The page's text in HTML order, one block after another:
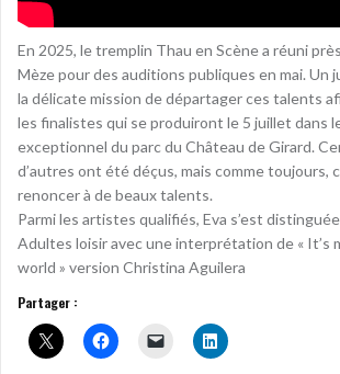
En 2025, le tremplin Thau en Scène a réuni
Mèze pour des auditions publiques en mai. Un
la délicate mission de départager ces talents
les finalistes qui se produiront le 5 juillet dans
exceptionnel du parc du Château de Girard.
d’autres ont été déçus, mais comme toujours,
renoncer à de beaux talents.
Parmi les artistes qualifiés, Eva s’est
Adultes loisir avec une interprétation de « It’s
world » version Christina Aguilera
Partager :